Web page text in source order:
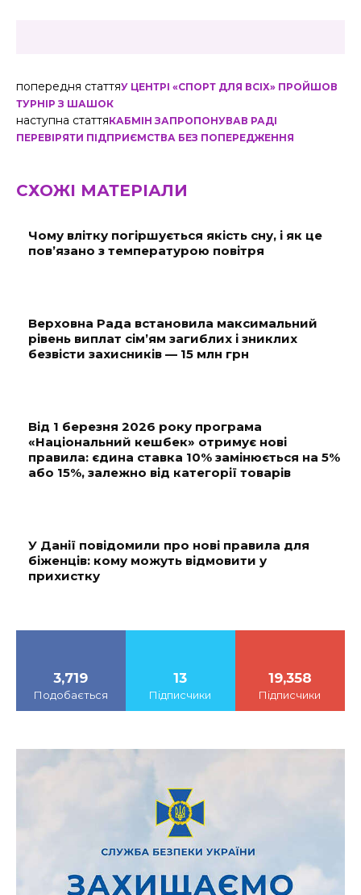
попередня статтяУ ЦЕНТРІ «СПОРТ ДЛЯ ВСІХ» ПРОЙШОВ
ТУРНІР З ШАШОК
наступна статтяКАБМІН ЗАПРОПОНУВАВ РАДІ
ПЕРЕВІРЯТИ ПІДПРИЄМСТВА БЕЗ ПОПЕРЕДЖЕННЯ
СХОЖІ МАТЕРІАЛИ
Чому влітку погіршується якість сну, і як це
пов’язано з температурою повітря
Верховна Рада встановила максимальний
рівень виплат сім’ям загиблих і зниклих
безвісти захисників — 15 млн грн
Від 1 березня 2026 року програма
«Національний кешбек» отримує нові
правила: єдина ставка 10% замінюється на 5%
або 15%, залежно від категорії товарів
У Данії повідомили про нові правила для
біженців: кому можуть відмовити у
прихистку
3,719
Подобається
13
Підписчики
19,358
Підписчики